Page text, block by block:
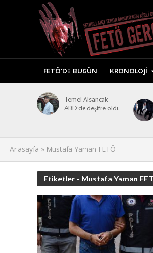
FETÖ’DE BUGÜN KRONOLOJI
Temel Alsancak
ABD’de deşifre oldu
Anasayfa » Mustafa Yaman FETÖ
Etiketler - Mustafa Yaman